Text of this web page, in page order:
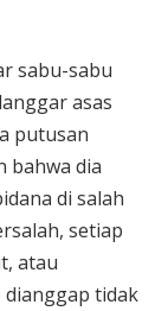
sabu-sabu
asas
putusan
bahwa dia
di salah
setiap
atau
dianggap tidak